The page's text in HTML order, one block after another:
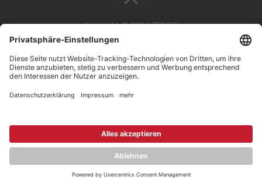
Copyright © 2026 ZENEC
Impressum
Datenschutz,
Privacy policy
YouTube,
Facebook
Dokumente zur Produktkonformität
Documents